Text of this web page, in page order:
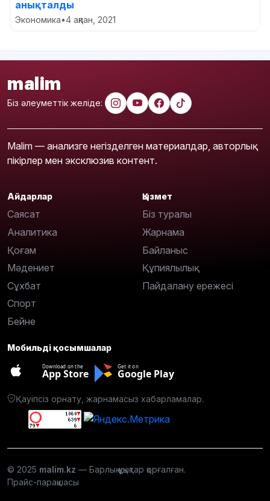
анықталды
Экономика•4 ақпан, 2021
malim
Біз әлеуметтік желіде:
Malim — анализге негізделген материалдар, авторлық
пікірлер мен эксклюзив контент.
Айдарлар
Саясат
Аналитика
Қоғам
Мәдениет
Сұхбат
Спорт
Бейне
Қызмет
Біз туралы
Жарнама
Байланыс
Құпиялылық
Пайдалану ережесі
Мобильді қосымшалар
Download on the
App Store
Get it on
Google Play
Қауіпсіз орнату, жарнамасыз хабарламалар.
© 2025 malim.kz — Барлық құқықтар қорғалған.
Прайс-парақшасы